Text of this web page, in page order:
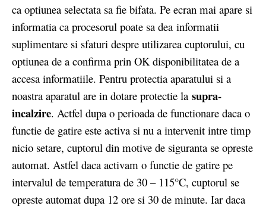
ca optiunea selectata sa fie bifata. Pe ecran mai apare si
informatia ca procesorul poate sa dea informatii
suplimentare si sfaturi despre utilizarea cuptorului, cu
optiunea de a confirma prin OK disponibilitatea de a
accesa informatiile. Pentru protectia aparatului si a
noastra aparatul are in dotare protectie la supra-
incalzire. Actfel dupa o perioada de functionare daca o
functie de gatire este activa si nu a intervenit intre timp
nicio setare, cuptorul din motive de siguranta se opreste
automat. Astfel daca activam o functie de gatire pe
intervalul de temperatura de 30 – 115°C, cuptorul se
opreste automat dupa 12 ore si 30 de minute. Iar daca